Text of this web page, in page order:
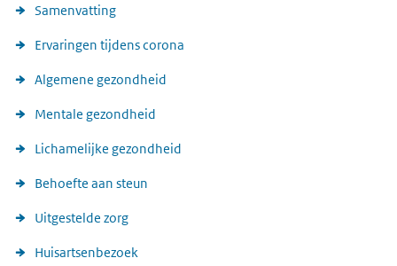
Samenvatting
Ervaringen tijdens corona
Algemene gezondheid
Mentale gezondheid
Lichamelijke gezondheid
Behoefte aan steun
Uitgestelde zorg
Huisartsenbezoek